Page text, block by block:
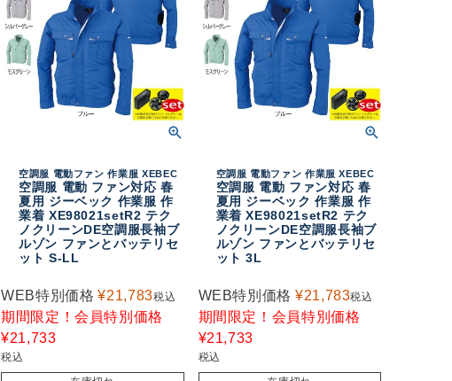
空調服 電動ファン 作業服 XEBEC
空調服 電動 ファン対応 春
夏用 ジーベック 作業服 作
業着 XE98021setR2 テク
ノクリーンDE空調服長袖ブ
ルゾン ファンとバッテリセ
ット S-LL
WEB特別価格 ¥21,783税込
期間限定！会員特別価格
¥21,733
税込
空調服 電動ファン 作業服 XEBEC
空調服 電動 ファン対応 春
夏用 ジーベック 作業服 作
業着 XE98021setR2 テク
ノクリーンDE空調服長袖ブ
ルゾン ファンとバッテリセ
ット 3L
WEB特別価格 ¥21,783税込
期間限定！会員特別価格
¥21,733
税込